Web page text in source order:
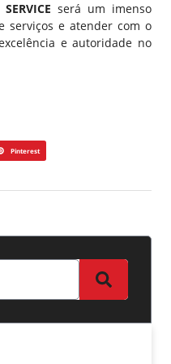
será um imenso
serviços e atender com o
e autoridade no
Pinterest